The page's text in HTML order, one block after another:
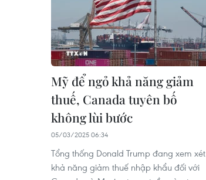
Mỹ để ngỏ khả năng giảm
thuế, Canada tuyên bố
không lùi bước
05/03/2025 06:34
Tổng thống Donald Trump đang xem xét
khả năng giảm thuế nhập khẩu đối với